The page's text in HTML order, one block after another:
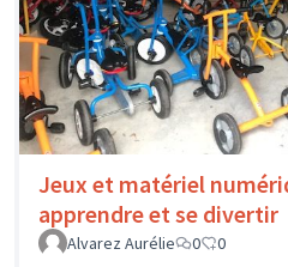
Jeux et matériel
apprendre et se divertir
Alvarez Aurélie
0 0